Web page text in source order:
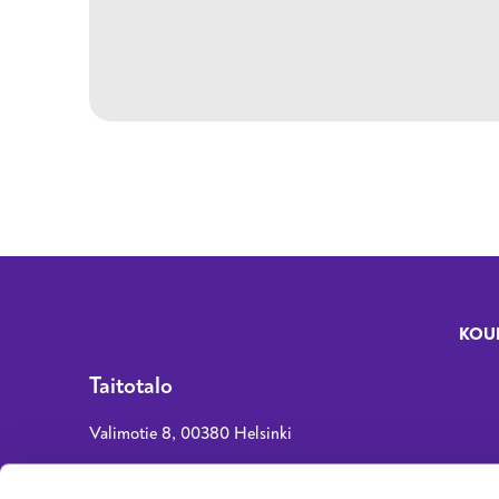
Taitotalo
Valimotie 8, 00380 Helsinki